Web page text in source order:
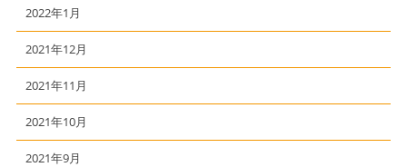
2022年1月
2021年12月
2021年11月
2021年10月
2021年9月